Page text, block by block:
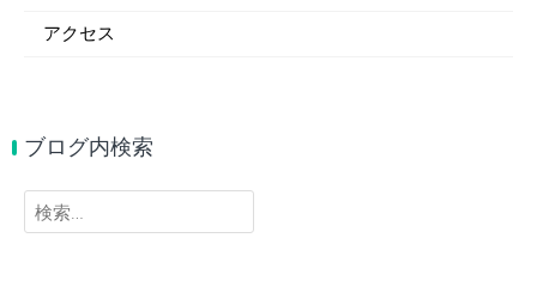
アクセス
ブログ内検索
検
索: